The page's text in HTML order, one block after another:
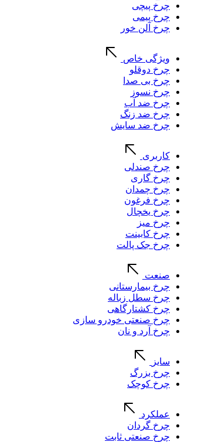
چرخ پیچی
چرخ پیمی
چرخ آلن خور
ویژگی خاص
چرخ دوقلو
چرخ بی صدا
چرخ نسوز
چرخ ضد آب
چرخ ضد زنگ
چرخ ضد سایش
کاربری
چرخ صندلی
چرخ گاری
چرخ چمدان
چرخ فرغون
چرخ یخچال
چرخ میز
چرخ کابینت
چرخ جک پالت
صنعت
چرخ بیمارستانی
چرخ سطل زباله
چرخ کشتارگاهی
چرخ صنعتی خودرو سازی
چرخ آرد و نان
سایز
چرخ بزرگ
چرخ کوچک
عملکرد
چرخ گردان
چرخ صنعتی ثابت